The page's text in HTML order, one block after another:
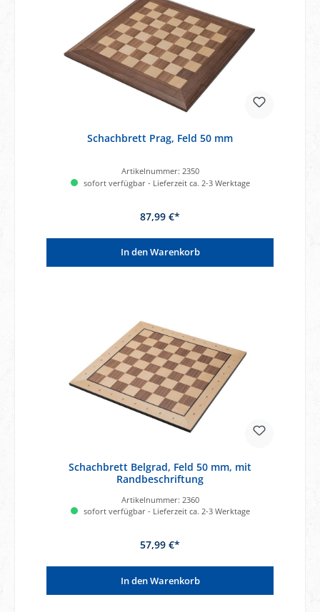
Schachbrett Prag, Feld 50 mm
Artikelnummer: 2350
sofort verfügbar - Lieferzeit ca. 2-3 Werktage
87,99 €*
In den Warenkorb
Schachbrett Belgrad, Feld 50 mm, mit
Randbeschriftung
Artikelnummer: 2360
sofort verfügbar - Lieferzeit ca. 2-3 Werktage
57,99 €*
In den Warenkorb